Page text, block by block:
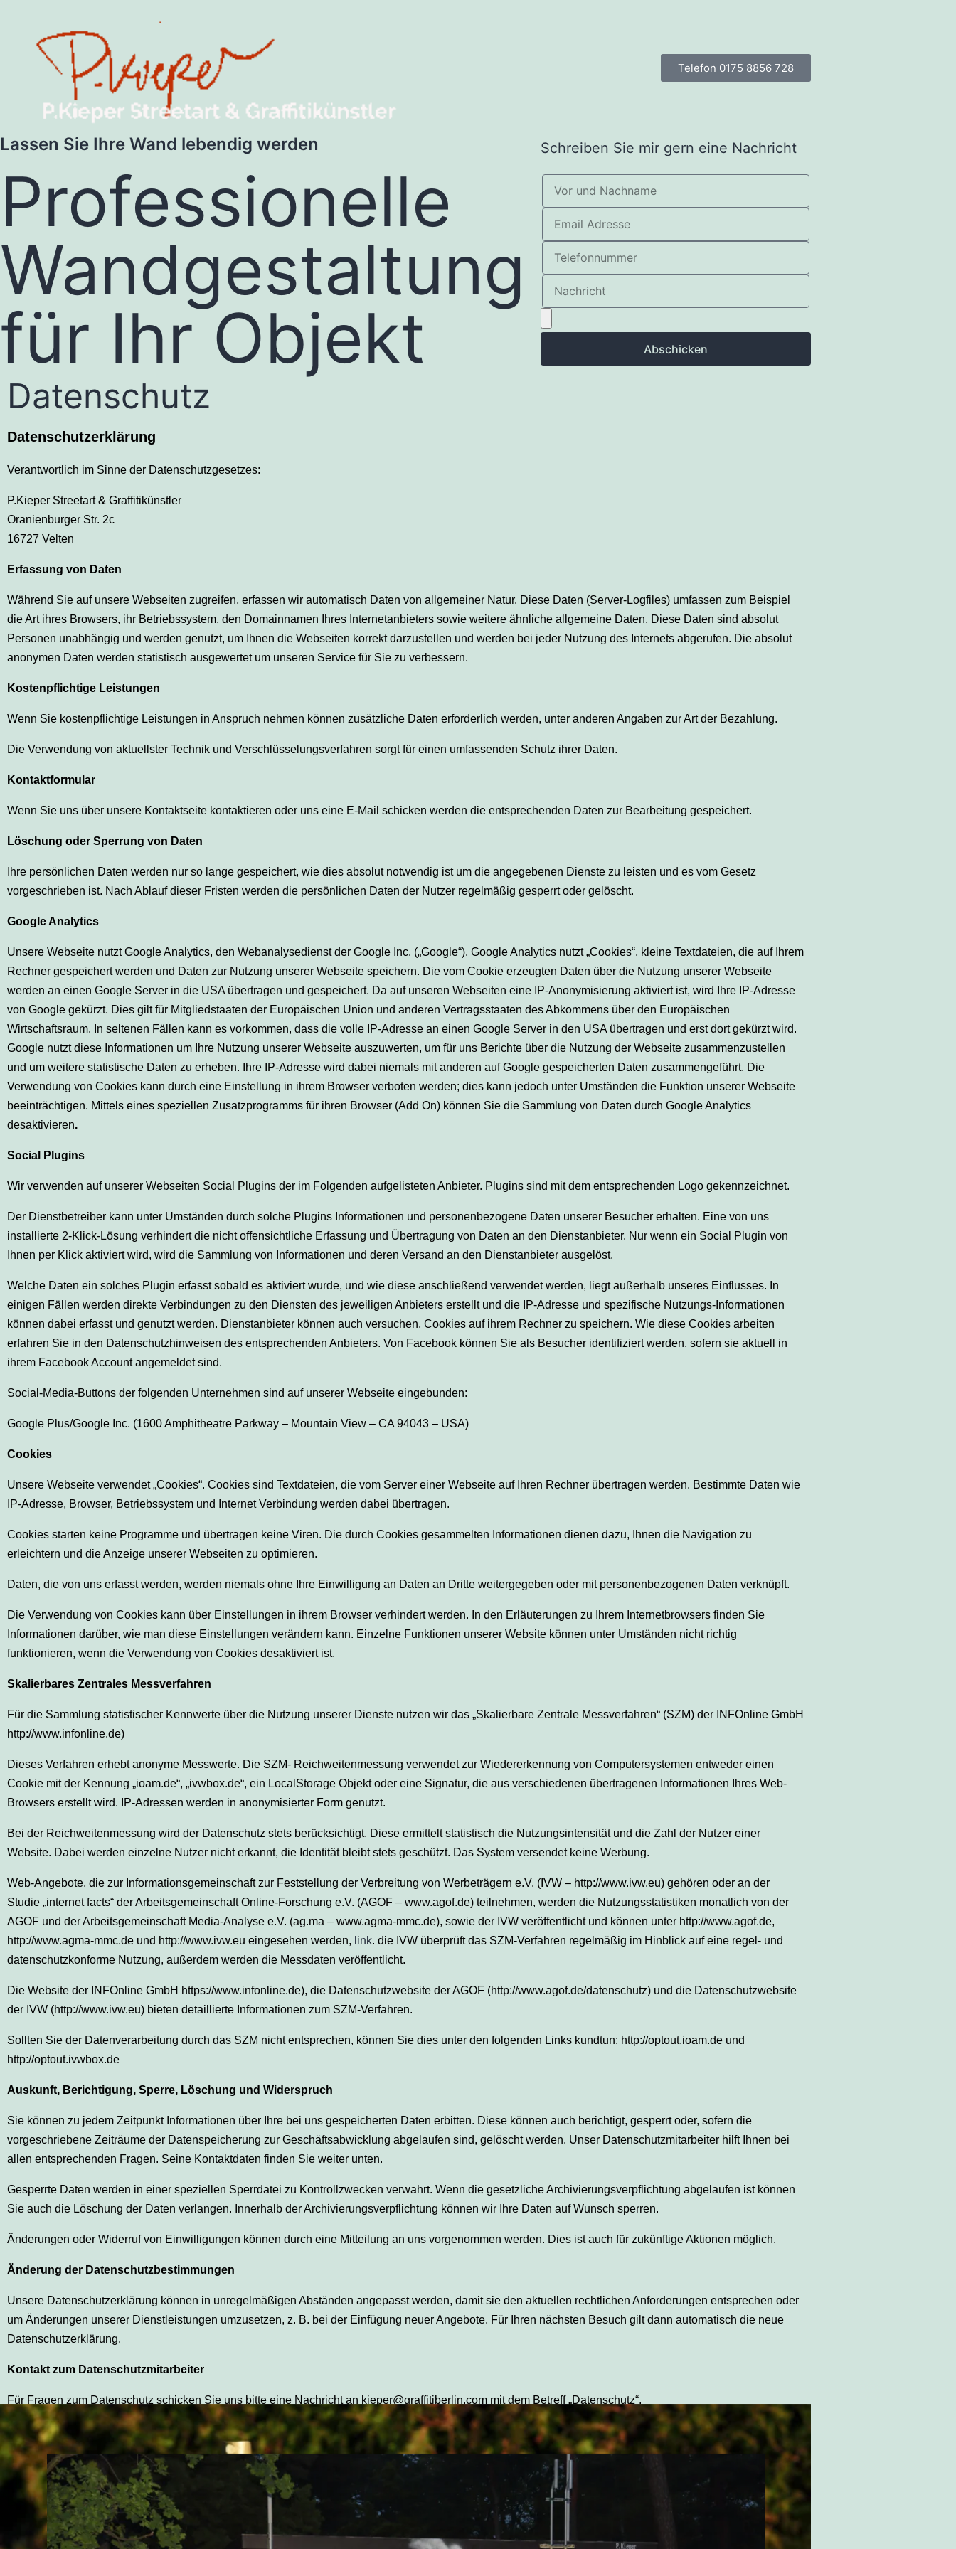
Telefon 0175 8856 728
Lassen Sie Ihre Wand lebendig werden
Professionelle
Wandgestaltung
für Ihr Objekt
Schreiben Sie mir gern eine Nachricht
Abschicken
Datenschutz
Datenschutzerklärung
Verantwortlich im Sinne der Datenschutzgesetzes:
P.Kieper Streetart & Graffitikünstler
Oranienburger Str. 2c
16727 Velten
Erfassung von Daten
Während Sie auf unsere Webseiten zugreifen, erfassen wir automatisch Daten von allgemeiner Natur. Diese Daten (Server-Logfiles) umfassen zum Beispiel
die Art ihres Browsers, ihr Betriebssystem, den Domainnamen Ihres Internetanbieters sowie weitere ähnliche allgemeine Daten. Diese Daten sind absolut
Personen unabhängig und werden genutzt, um Ihnen die Webseiten korrekt darzustellen und werden bei jeder Nutzung des Internets abgerufen. Die absolut
anonymen Daten werden statistisch ausgewertet um unseren Service für Sie zu verbessern.
Kostenpflichtige Leistungen
Wenn Sie kostenpflichtige Leistungen in Anspruch nehmen können zusätzliche Daten erforderlich werden, unter anderen Angaben zur Art der Bezahlung.
Die Verwendung von aktuellster Technik und Verschlüsselungsverfahren sorgt für einen umfassenden Schutz ihrer Daten.
Kontaktformular
Wenn Sie uns über unsere Kontaktseite kontaktieren oder uns eine E-Mail schicken werden die entsprechenden Daten zur Bearbeitung gespeichert.
Löschung oder Sperrung von Daten
Ihre persönlichen Daten werden nur so lange gespeichert, wie dies absolut notwendig ist um die angegebenen Dienste zu leisten und es vom Gesetz
vorgeschrieben ist. Nach Ablauf dieser Fristen werden die persönlichen Daten der Nutzer regelmäßig gesperrt oder gelöscht.
Google Analytics
Unsere Webseite nutzt Google Analytics, den Webanalysedienst der Google Inc. („Google“). Google Analytics nutzt „Cookies“, kleine Textdateien, die auf Ihrem
Rechner gespeichert werden und Daten zur Nutzung unserer Webseite speichern. Die vom Cookie erzeugten Daten über die Nutzung unserer Webseite
werden an einen Google Server in die USA übertragen und gespeichert. Da auf unseren Webseiten eine IP-Anonymisierung aktiviert ist, wird Ihre IP-Adresse
von Google gekürzt. Dies gilt für Mitgliedstaaten der Europäischen Union und anderen Vertragsstaaten des Abkommens über den Europäischen
Wirtschaftsraum. In seltenen Fällen kann es vorkommen, dass die volle IP-Adresse an einen Google Server in den USA übertragen und erst dort gekürzt wird.
Google nutzt diese Informationen um Ihre Nutzung unserer Webseite auszuwerten, um für uns Berichte über die Nutzung der Webseite zusammenzustellen
und um weitere statistische Daten zu erheben. Ihre IP-Adresse wird dabei niemals mit anderen auf Google gespeicherten Daten zusammengeführt. Die
Verwendung von Cookies kann durch eine Einstellung in ihrem Browser verboten werden; dies kann jedoch unter Umständen die Funktion unserer Webseite
beeinträchtigen. Mittels eines speziellen Zusatzprogramms für ihren Browser (Add On) können Sie die Sammlung von Daten durch Google Analytics
desaktivieren.
Social Plugins
Wir verwenden auf unserer Webseiten Social Plugins der im Folgenden aufgelisteten Anbieter. Plugins sind mit dem entsprechenden Logo gekennzeichnet.
Der Dienstbetreiber kann unter Umständen durch solche Plugins Informationen und personenbezogene Daten unserer Besucher erhalten. Eine von uns
installierte 2-Klick-Lösung verhindert die nicht offensichtliche Erfassung und Übertragung von Daten an den Dienstanbieter. Nur wenn ein Social Plugin von
Ihnen per Klick aktiviert wird, wird die Sammlung von Informationen und deren Versand an den Dienstanbieter ausgelöst.
Welche Daten ein solches Plugin erfasst sobald es aktiviert wurde, und wie diese anschließend verwendet werden, liegt außerhalb unseres Einflusses. In
einigen Fällen werden direkte Verbindungen zu den Diensten des jeweiligen Anbieters erstellt und die IP-Adresse und spezifische Nutzungs-Informationen
können dabei erfasst und genutzt werden. Dienstanbieter können auch versuchen, Cookies auf ihrem Rechner zu speichern. Wie diese Cookies arbeiten
erfahren Sie in den Datenschutzhinweisen des entsprechenden Anbieters. Von Facebook können Sie als Besucher identifiziert werden, sofern sie aktuell in
ihrem Facebook Account angemeldet sind.
Social-Media-Buttons der folgenden Unternehmen sind auf unserer Webseite eingebunden:
Google Plus/Google Inc. (1600 Amphitheatre Parkway – Mountain View – CA 94043 – USA)
Cookies
Unsere Webseite verwendet „Cookies“. Cookies sind Textdateien, die vom Server einer Webseite auf Ihren Rechner übertragen werden. Bestimmte Daten wie
IP-Adresse, Browser, Betriebssystem und Internet Verbindung werden dabei übertragen.
Cookies starten keine Programme und übertragen keine Viren. Die durch Cookies gesammelten Informationen dienen dazu, Ihnen die Navigation zu
erleichtern und die Anzeige unserer Webseiten zu optimieren.
Daten, die von uns erfasst werden, werden niemals ohne Ihre Einwilligung an Daten an Dritte weitergegeben oder mit personenbezogenen Daten verknüpft.
Die Verwendung von Cookies kann über Einstellungen in ihrem Browser verhindert werden. In den Erläuterungen zu Ihrem Internetbrowsers finden Sie
Informationen darüber, wie man diese Einstellungen verändern kann. Einzelne Funktionen unserer Website können unter Umständen nicht richtig
funktionieren, wenn die Verwendung von Cookies desaktiviert ist.
Skalierbares Zentrales Messverfahren
Für die Sammlung statistischer Kennwerte über die Nutzung unserer Dienste nutzen wir das „Skalierbare Zentrale Messverfahren“ (SZM) der INFOnline GmbH
http://www.infonline.de)
Dieses Verfahren erhebt anonyme Messwerte. Die SZM- Reichweitenmessung verwendet zur Wiedererkennung von Computersystemen entweder einen
Cookie mit der Kennung „ioam.de“, „ivwbox.de“, ein LocalStorage Objekt oder eine Signatur, die aus verschiedenen übertragenen Informationen Ihres Web-
Browsers erstellt wird. IP-Adressen werden in anonymisierter Form genutzt.
Bei der Reichweitenmessung wird der Datenschutz stets berücksichtigt. Diese ermittelt statistisch die Nutzungsintensität und die Zahl der Nutzer einer
Website. Dabei werden einzelne Nutzer nicht erkannt, die Identität bleibt stets geschützt. Das System versendet keine Werbung.
Web-Angebote, die zur Informationsgemeinschaft zur Feststellung der Verbreitung von Werbeträgern e.V. (IVW – http://www.ivw.eu) gehören oder an der
Studie „internet facts“ der Arbeitsgemeinschaft Online-Forschung e.V. (AGOF – www.agof.de) teilnehmen, werden die Nutzungsstatistiken monatlich von der
AGOF und der Arbeitsgemeinschaft Media-Analyse e.V. (ag.ma – www.agma-mmc.de), sowie der IVW veröffentlicht und können unter http://www.agof.de,
http://www.agma-mmc.de und http://www.ivw.eu eingesehen werden, link. die IVW überprüft das SZM-Verfahren regelmäßig im Hinblick auf eine regel- und
datenschutzkonforme Nutzung, außerdem werden die Messdaten veröffentlicht.
Die Website der INFOnline GmbH https://www.infonline.de), die Datenschutzwebsite der AGOF (http://www.agof.de/datenschutz) und die Datenschutzwebsite
der IVW (http://www.ivw.eu) bieten detaillierte Informationen zum SZM-Verfahren.
Sollten Sie der Datenverarbeitung durch das SZM nicht entsprechen, können Sie dies unter den folgenden Links kundtun: http://optout.ioam.de und
http://optout.ivwbox.de
Auskunft, Berichtigung, Sperre, Löschung und Widerspruch
Sie können zu jedem Zeitpunkt Informationen über Ihre bei uns gespeicherten Daten erbitten. Diese können auch berichtigt, gesperrt oder, sofern die
vorgeschriebene Zeiträume der Datenspeicherung zur Geschäftsabwicklung abgelaufen sind, gelöscht werden. Unser Datenschutzmitarbeiter hilft Ihnen bei
allen entsprechenden Fragen. Seine Kontaktdaten finden Sie weiter unten.
Gesperrte Daten werden in einer speziellen Sperrdatei zu Kontrollzwecken verwahrt. Wenn die gesetzliche Archivierungsverpflichtung abgelaufen ist können
Sie auch die Löschung der Daten verlangen. Innerhalb der Archivierungsverpflichtung können wir Ihre Daten auf Wunsch sperren.
Änderungen oder Widerruf von Einwilligungen können durch eine Mitteilung an uns vorgenommen werden. Dies ist auch für zukünftige Aktionen möglich.
Änderung der Datenschutzbestimmungen
Unsere Datenschutzerklärung können in unregelmäßigen Abständen angepasst werden, damit sie den aktuellen rechtlichen Anforderungen entsprechen oder
um Änderungen unserer Dienstleistungen umzusetzen, z. B. bei der Einfügung neuer Angebote. Für Ihren nächsten Besuch gilt dann automatisch die neue
Datenschutzerklärung.
Kontakt zum Datenschutzmitarbeiter
Für Fragen zum Datenschutz schicken Sie uns bitte eine Nachricht an kieper@graffitiberlin.com mit dem Betreff „Datenschutz“.
Buchen Sie mich für eine einzigartige Gestaltung
kontaktieren Sie mich gerne